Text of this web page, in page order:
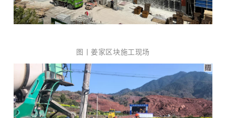
图丨姜家区块施工现场